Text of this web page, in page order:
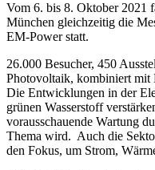
Vom 6. bis 8. Oktober 2021
München gleichzeitig die
EM-Power statt.
26.000 Besucher, 450
Photovoltaik, kombiniert mit
Die Entwicklungen in der
grünen Wasserstoff
vorausschauende Wartung
Thema wird. Auch die
den Fokus, um Strom,